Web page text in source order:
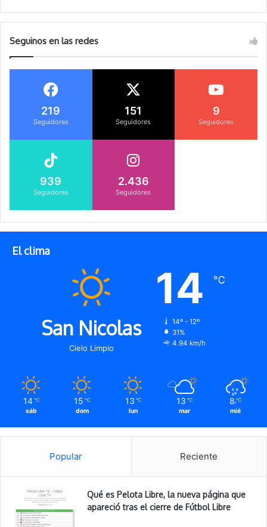
Seguinos en las redes
219
Seguidores
151
Seguidores
9
Seguidores
939
Seguidores
2.436
Seguidores
El clima
San Nicolas
Cielo Limpio
14 ℃
14º - 12º
31%
4.94 km/h
14 ℃
sáb
15 ℃
dom
13 ℃
lun
13 ℃
mar
8 ℃
mié
Popular Reciente
Qué es Pelota Libre, la nueva página que
apareció tras el cierre de Fútbol Libre